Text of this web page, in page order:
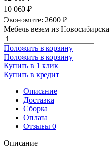
10 060 ₽
Экономите: 2600 ₽
Мебель везем из Новосибирска
Положить в корзину
Положить в корзину
Купить в 1 клик
Купить в кредит
Описание
Доставка
Сборка
Оплата
Отзывы 0
Описание